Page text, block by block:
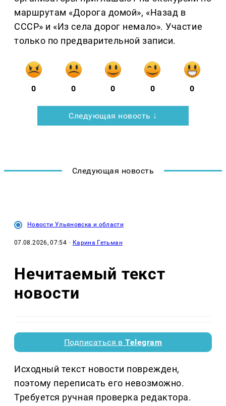
маршрутам «Дорога домой», «Назад в
СССР» и «Из села дорог немало». Участие
только по предварительной записи.
0 0 0 0 0
Следующая новость ↓
Следующая новость
Новости Ульяновска и области
07.08.2026, 07:54 · Карина Гетьман
Нечитаемый текст
новости
Подписаться вTelegram
Исходный текст новости поврежден,
поэтому переписать его невозможно.
Требуется ручная проверка редактора.